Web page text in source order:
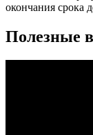
окончания срока
Полезные